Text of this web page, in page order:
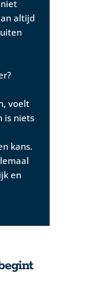
altijd
voelt
is niets
kans.
en